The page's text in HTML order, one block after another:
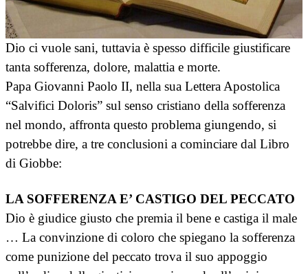
Dio ci vuole sani, tuttavia è spesso difficile giustificare
tanta sofferenza, dolore, malattia e morte.
Papa Giovanni Paolo II, nella sua Lettera Apostolica
“Salvifici Doloris” sul senso cristiano della sofferenza
nel mondo, affronta questo problema giungendo, si
potrebbe dire, a tre conclusioni a cominciare dal Libro
di Giobbe:
LA SOFFERENZA E’ CASTIGO DEL PECCATO
Dio è giudice giusto che premia il bene e castiga il male
… La convinzione di coloro che spiegano la sofferenza
come punizione del peccato trova il suo appoggio